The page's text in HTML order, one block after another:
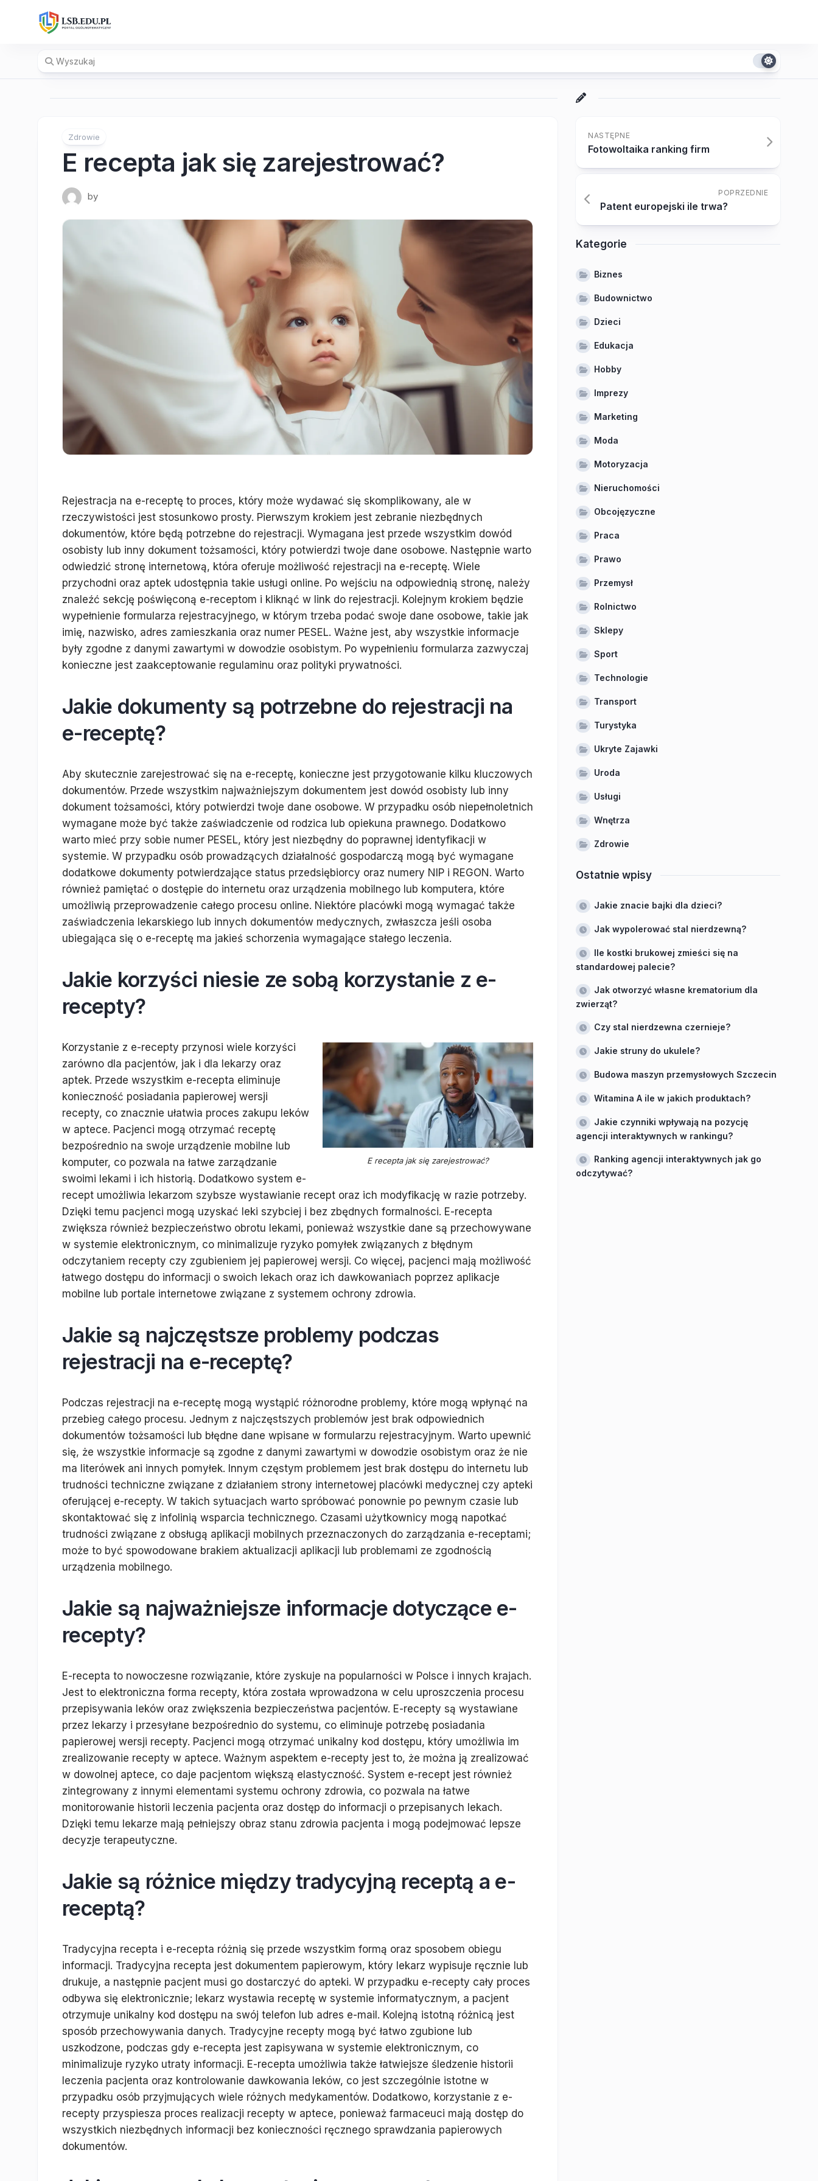
Zdrowie
E recepta jak się zarejestrować?
by
Rejestracja na e-receptę to proces, który może wydawać się skomplikowany, ale w
rzeczywistości jest stosunkowo prosty. Pierwszym krokiem jest zebranie niezbędnych
dokumentów, które będą potrzebne do rejestracji. Wymagana jest przede wszystkim dowód
osobisty lub inny dokument tożsamości, który potwierdzi twoje dane osobowe. Następnie warto
odwiedzić stronę internetową, która oferuje możliwość rejestracji na e-receptę. Wiele
przychodni oraz aptek udostępnia takie usługi online. Po wejściu na odpowiednią stronę, należy
znaleźć sekcję poświęconą e-receptom i kliknąć w link do rejestracji. Kolejnym krokiem będzie
wypełnienie formularza rejestracyjnego, w którym trzeba podać swoje dane osobowe, takie jak
imię, nazwisko, adres zamieszkania oraz numer PESEL. Ważne jest, aby wszystkie informacje
były zgodne z danymi zawartymi w dowodzie osobistym. Po wypełnieniu formularza zazwyczaj
konieczne jest zaakceptowanie regulaminu oraz polityki prywatności.
Jakie dokumenty są potrzebne do rejestracji na
e-receptę?
Aby skutecznie zarejestrować się na e-receptę, konieczne jest przygotowanie kilku kluczowych
dokumentów. Przede wszystkim najważniejszym dokumentem jest dowód osobisty lub inny
dokument tożsamości, który potwierdzi twoje dane osobowe. W przypadku osób niepełnoletnich
wymagane może być także zaświadczenie od rodzica lub opiekuna prawnego. Dodatkowo
warto mieć przy sobie numer PESEL, który jest niezbędny do poprawnej identyfikacji w
systemie. W przypadku osób prowadzących działalność gospodarczą mogą być wymagane
dodatkowe dokumenty potwierdzające status przedsiębiorcy oraz numery NIP i REGON. Warto
również pamiętać o dostępie do internetu oraz urządzenia mobilnego lub komputera, które
umożliwią przeprowadzenie całego procesu online. Niektóre placówki mogą wymagać także
zaświadczenia lekarskiego lub innych dokumentów medycznych, zwłaszcza jeśli osoba
ubiegająca się o e-receptę ma jakieś schorzenia wymagające stałego leczenia.
Jakie korzyści niesie ze sobą korzystanie z e-
recepty?
E recepta jak się zarejestrować?
Korzystanie z e-recepty przynosi wiele korzyści
zarówno dla pacjentów, jak i dla lekarzy oraz
aptek. Przede wszystkim e-recepta eliminuje
konieczność posiadania papierowej wersji
recepty, co znacznie ułatwia proces zakupu leków
w aptece. Pacjenci mogą otrzymać receptę
bezpośrednio na swoje urządzenie mobilne lub
komputer, co pozwala na łatwe zarządzanie
swoimi lekami i ich historią. Dodatkowo system e-
recept umożliwia lekarzom szybsze wystawianie recept oraz ich modyfikację w razie potrzeby.
Dzięki temu pacjenci mogą uzyskać leki szybciej i bez zbędnych formalności. E-recepta
zwiększa również bezpieczeństwo obrotu lekami, ponieważ wszystkie dane są przechowywane
w systemie elektronicznym, co minimalizuje ryzyko pomyłek związanych z błędnym
odczytaniem recepty czy zgubieniem jej papierowej wersji. Co więcej, pacjenci mają możliwość
łatwego dostępu do informacji o swoich lekach oraz ich dawkowaniach poprzez aplikacje
mobilne lub portale internetowe związane z systemem ochrony zdrowia.
Jakie są najczęstsze problemy podczas
rejestracji na e-receptę?
Podczas rejestracji na e-receptę mogą wystąpić różnorodne problemy, które mogą wpłynąć na
przebieg całego procesu. Jednym z najczęstszych problemów jest brak odpowiednich
dokumentów tożsamości lub błędne dane wpisane w formularzu rejestracyjnym. Warto upewnić
się, że wszystkie informacje są zgodne z danymi zawartymi w dowodzie osobistym oraz że nie
ma literówek ani innych pomyłek. Innym częstym problemem jest brak dostępu do internetu lub
trudności techniczne związane z działaniem strony internetowej placówki medycznej czy apteki
oferującej e-recepty. W takich sytuacjach warto spróbować ponownie po pewnym czasie lub
skontaktować się z infolinią wsparcia technicznego. Czasami użytkownicy mogą napotkać
trudności związane z obsługą aplikacji mobilnych przeznaczonych do zarządzania e-receptami;
może to być spowodowane brakiem aktualizacji aplikacji lub problemami ze zgodnością
urządzenia mobilnego.
Jakie są najważniejsze informacje dotyczące e-
recepty?
E-recepta to nowoczesne rozwiązanie, które zyskuje na popularności w Polsce i innych krajach.
Jest to elektroniczna forma recepty, która została wprowadzona w celu uproszczenia procesu
przepisywania leków oraz zwiększenia bezpieczeństwa pacjentów. E-recepty są wystawiane
przez lekarzy i przesyłane bezpośrednio do systemu, co eliminuje potrzebę posiadania
papierowej wersji recepty. Pacjenci mogą otrzymać unikalny kod dostępu, który umożliwia im
zrealizowanie recepty w aptece. Ważnym aspektem e-recepty jest to, że można ją zrealizować
w dowolnej aptece, co daje pacjentom większą elastyczność. System e-recept jest również
zintegrowany z innymi elementami systemu ochrony zdrowia, co pozwala na łatwe
monitorowanie historii leczenia pacjenta oraz dostęp do informacji o przepisanych lekach.
Dzięki temu lekarze mają pełniejszy obraz stanu zdrowia pacjenta i mogą podejmować lepsze
decyzje terapeutyczne.
Jakie są różnice między tradycyjną receptą a e-
receptą?
Tradycyjna recepta i e-recepta różnią się przede wszystkim formą oraz sposobem obiegu
informacji. Tradycyjna recepta jest dokumentem papierowym, który lekarz wypisuje ręcznie lub
drukuje, a następnie pacjent musi go dostarczyć do apteki. W przypadku e-recepty cały proces
odbywa się elektronicznie; lekarz wystawia receptę w systemie informatycznym, a pacjent
otrzymuje unikalny kod dostępu na swój telefon lub adres e-mail. Kolejną istotną różnicą jest
sposób przechowywania danych. Tradycyjne recepty mogą być łatwo zgubione lub
uszkodzone, podczas gdy e-recepta jest zapisywana w systemie elektronicznym, co
minimalizuje ryzyko utraty informacji. E-recepta umożliwia także łatwiejsze śledzenie historii
leczenia pacjenta oraz kontrolowanie dawkowania leków, co jest szczególnie istotne w
przypadku osób przyjmujących wiele różnych medykamentów. Dodatkowo, korzystanie z e-
recepty przyspiesza proces realizacji recepty w aptece, ponieważ farmaceuci mają dostęp do
wszystkich niezbędnych informacji bez konieczności ręcznego sprawdzania papierowych
dokumentów.
NASTĘPNE
Fotowoltaika ranking firm
POPRZEDNIE
Patent europejski ile trwa?
Kategorie
Biznes
Budownictwo
Dzieci
Edukacja
Hobby
Imprezy
Marketing
Moda
Motoryzacja
Nieruchomości
Obcojęzyczne
Praca
Prawo
Przemysł
Rolnictwo
Sklepy
Sport
Technologie
Transport
Turystyka
Ukryte Zajawki
Uroda
Usługi
Wnętrza
Zdrowie
Ostatnie wpisy
Jakie znacie bajki dla dzieci?
Jak wypolerować stal nierdzewną?
Ile kostki brukowej zmieści się na
standardowej palecie?
Jak otworzyć własne krematorium dla
zwierząt?
Czy stal nierdzewna czernieje?
Jakie struny do ukulele?
Budowa maszyn przemysłowych Szczecin
Witamina A ile w jakich produktach?
Jakie czynniki wpływają na pozycję
agencji interaktywnych w rankingu?
Ranking agencji interaktywnych jak go
odczytywać?